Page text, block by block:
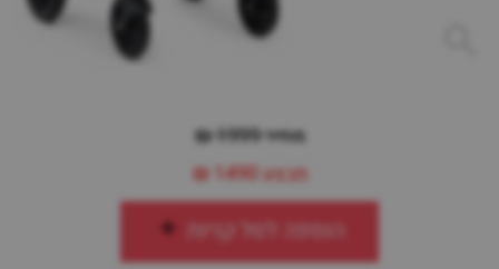
מחיר 1999 ₪
מבצע
הוספה לסל קניות